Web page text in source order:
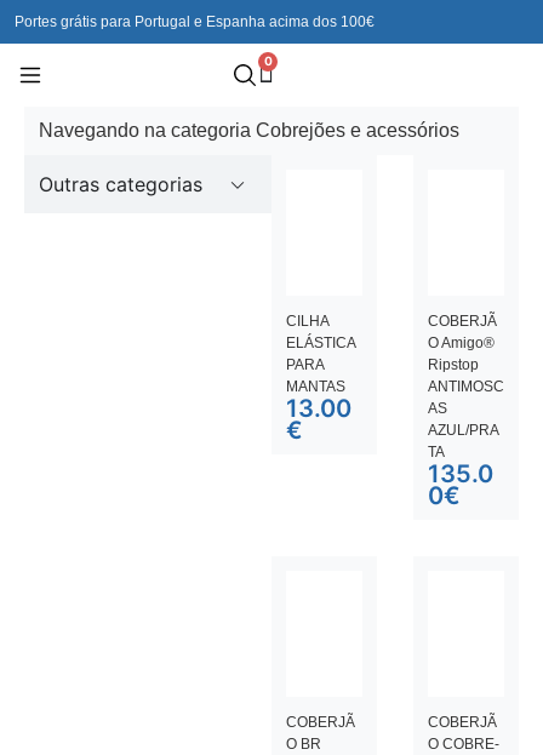
Portes grátis para Portugal e Espanha acima dos 100€
0
Navegando na categoria Cobrejões e acessórios
Outras categorias
CILHA
ELÁSTICA
PARA
MANTAS
13.00
€
COBERJÃ
O Amigo®
Ripstop
ANTIMOSC
AS
AZUL/PRA
TA
135.0
0€
COBERJÃ
O BR
COBERJÃ
O COBRE-